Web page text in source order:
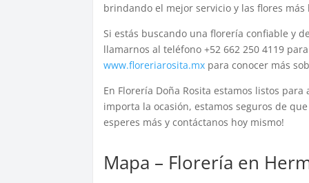
brindando el mejor servicio y las flores más
Si estás buscando una florería confiable y
llamarnos al teléfono +52 662 250 4119
www.floreriarosita.mx para conocer más
En Florería Doña Rosita estamos listos
importa la ocasión, estamos seguros de
esperes más y contáctanos hoy mismo!
Mapa – Florería en